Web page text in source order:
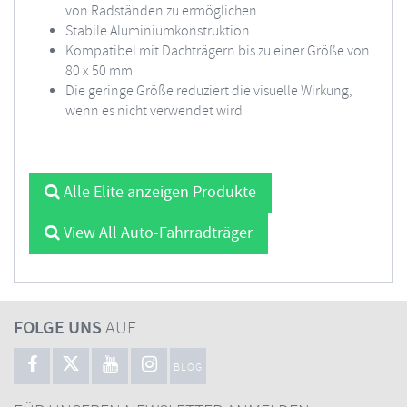
von Radständen zu ermöglichen
Stabile Aluminiumkonstruktion
Kompatibel mit Dachträgern bis zu einer Größe von
80 x 50 mm
Die geringe Größe reduziert die visuelle Wirkung,
wenn es nicht verwendet wird
Alle Elite anzeigen Produkte
View All Auto-Fahrradträger
FOLGE UNSAUF
BLOG